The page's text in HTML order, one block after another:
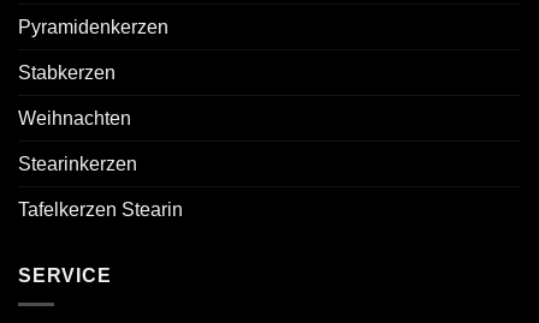
Pyramidenkerzen
Stabkerzen
Weihnachten
Stearinkerzen
Tafelkerzen Stearin
SERVICE